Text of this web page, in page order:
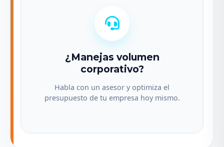
¿Manejas volumen
corporativo?
Habla con un asesor y optimiza el
presupuesto de tu empresa hoy mismo.